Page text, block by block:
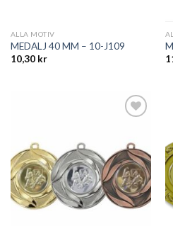
ALLA MOTIV
MEDALJ 40 MM – 10-J109
10,30 kr